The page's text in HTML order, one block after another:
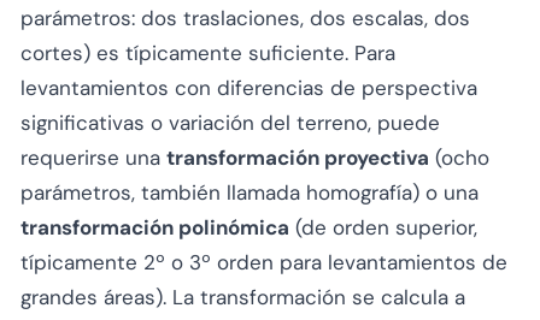
parámetros: dos traslaciones, dos escalas, dos
cortes) es típicamente suficiente. Para
levantamientos con diferencias de perspectiva
significativas o variación del terreno, puede
requerirse una transformación proyectiva (ocho
parámetros, también llamada homografía) o una
transformación polinómica (de orden superior,
típicamente 2º o 3º orden para levantamientos de
grandes áreas). La transformación se calcula a